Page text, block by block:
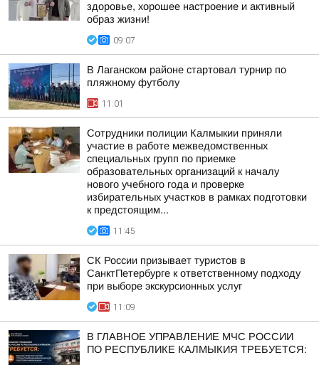
здоровье, хорошее настроение и активный
образ жизни!
09:07
В Лаганском районе стартовал турнир по
пляжному футболу
11:01
Сотрудники полиции Калмыкии приняли
участие в работе межведомственных
специальных групп по приемке
образовательных организаций к началу
нового учебного года и проверке
избирательных участков в рамках подготовки
к предстоящим...
11:45
СК России призывает туристов в
СанктПетербурге к ответственному подходу
при выборе экскурсионных услуг
11:09
В ГЛАВНОЕ УПРАВЛЕНИЕ МЧС РОССИИ
ПО РЕСПУБЛИКЕ КАЛМЫКИЯ ТРЕБУЕТСЯ: